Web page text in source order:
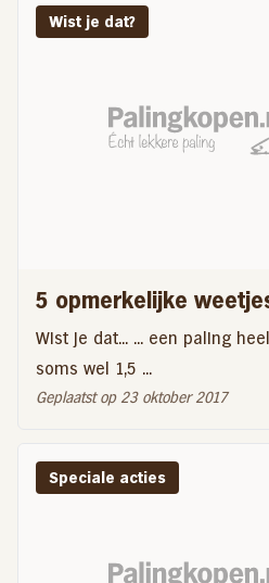
Wist je dat?
5 opmerkelijke
Wist je dat... ... een paling
soms wel 1,5 ...
Geplaatst op 23 oktober 2017
Speciale acties